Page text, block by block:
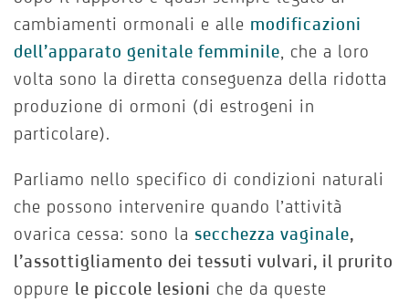
cambiamenti ormonali e alle modificazioni
dell’apparato genitale femminile, che a loro
volta sono la diretta conseguenza della ridotta
produzione di ormoni (di estrogeni in
particolare).
Parliamo nello specifico di condizioni naturali
che possono intervenire quando l’attività
ovarica cessa: sono la secchezza vaginale,
l’assottigliamento dei tessuti vulvari, il prurito
oppure le piccole lesioni che da queste